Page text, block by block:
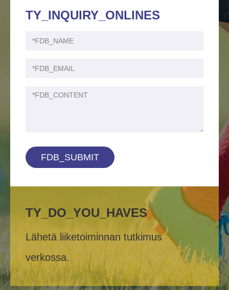
TY_INQUIRY_ONLINES
FDB_SUBMIT
TY_DO_YOU_HAVES
Lähetä liiketoiminnan tutkimus
verkossa.